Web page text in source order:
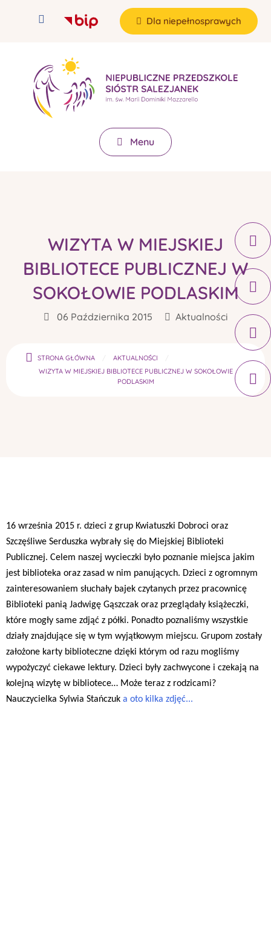
Dla niepełnosprawych
Menu
WIZYTA W MIEJSKIEJ
BIBLIOTECE PUBLICZNEJ W
SOKOŁOWIE PODLASKIM
06 Października 2015 Aktualności
STRONA GŁÓWNA
AKTUALNOŚCI
WIZYTA W MIEJSKIEJ BIBLIOTECE PUBLICZNEJ W SOKOŁOWIE
PODLASKIM
16 września 2015 r. dzieci z grup Kwiatuszki Dobroci oraz
Szczęśliwe Serduszka wybrały się do Miejskiej Biblioteki
Publicznej. Celem naszej wycieczki było poznanie miejsca jakim
jest biblioteka oraz zasad w nim panujących. Dzieci z ogromnym
zainteresowaniem słuchały bajek czytanych przez pracownicę
Biblioteki panią Jadwigę Gąszczak oraz przeglądały książeczki,
które mogły same zdjąć z półki. Ponadto poznaliśmy wszystkie
działy znajdujące się w tym wyjątkowym miejscu. Grupom zostały
założone karty biblioteczne dzięki którym od razu mogliśmy
wypożyczyć ciekawe lektury. Dzieci były zachwycone i czekają na
kolejną wizytę w bibliotece… Może teraz z rodzicami?
Nauczycielka Sylwia Stańczuk a oto kilka zdjęć...